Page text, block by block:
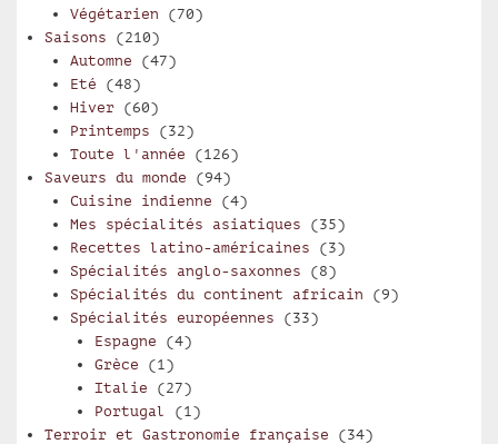
Végétarien (70)
Saisons (210)
Automne (47)
Eté (48)
Hiver(60)
Printemps (32)
Toute l'année (126)
Saveurs du monde (94)
Cuisine indienne (4)
Mes spécialités asiatiques (35)
Recettes latino-américaines (3)
Spécialités anglo-saxonnes (8)
Spécialités du continent africain (9)
Spécialités européennes (33)
Espagne (4)
Grèce (1)
Italie (27)
Portugal
(1)
Terroir et Gastronomie française (34)